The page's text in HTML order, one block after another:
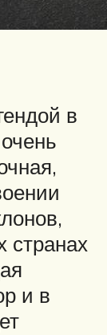
в
странах
и в